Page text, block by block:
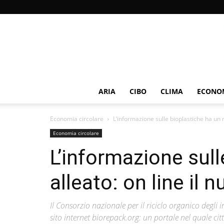
ARIA CIBO CLIMA
Economia circolare L’informazione sulle bioplastiche ha
Economia circolare
L’informazione
alleato: on line il
Il Consorzio nazionale per il riciclo organico degli
sito internet biorepack.org: un portale nel quale